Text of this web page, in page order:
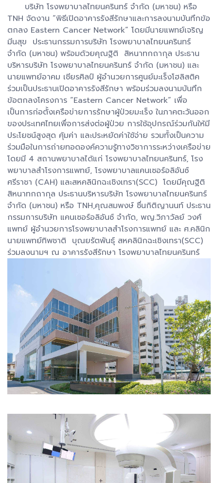
บริษัท โรงพยาบาลไทยนครินทร์ จำกัด (มหาชน) หรือ
TNH จัดงาน “พิธีเปิดอาคารรังสีรักษาและการลงนามบันทึกข้อ
ตกลง Eastern Cancer Network” โดยมีนายแพทย์เจริญ
มีนสุข ประธานกรรมการบริษัท โรงพยาบาลไทยนครินทร์
จำกัด (มหาชน) พร้อมด้วยคุณฐิติ สิหนาทกถากุล ประธาน
บริหารบริษัท โรงพยาบาลไทยนครินทร์ จำกัด (มหาชน) และ
นายแพทย์อาคม เชียรศิลป์ ผู้อำนวยการศูนย์มะเร็งโฮลิสติค
ร่วมเป็นประธานเปิดอาคารรังสีรักษา พร้อมร่วมลงนามบันทึก
ข้อตกลงโครงการ “Eastern Cancer Network” เพื่อ
เป็นการก่อตั้งเครือข่ายการรักษาผู้ป่วยมะเร็ง ในภาคตะวันออก
ของประเทศไทยเพื่อการส่งต่อผู้ป่วย การใช้อุปกรณ์ร่วมกันให้มี
ประโยชน์สูงสุด คุ้มค่า และประหยัดค่าใช้จ่าย รวมทั้งเป็นความ
ร่วมมือในการถ่ายทอดองค์ความรู้ทางวิชาการระหว่างเครือข่าย
โดยมี 4 สถานพยาบาลได้แก่ โรงพยาบาลไทยนครินทร์, โรง
พยาบาลสำโรงการแพทย์, โรงพยาบาลแคนเซอร์อลิอันซ์
ศรีราชา (CAH) และสหคลินิกฉะเชิงเทรา(SCC) โดยมีคุณฐิติ
สิหนาทกถากุล ประธานบริหารบริษัท โรงพยาบาลไทยนครินทร์
จำกัด (มหาชน) หรือ TNH,คุณสมพงษ์ ชื่นกิติญานนท์ ประธาน
กรรมการบริษัท แคนเซอร์อลิอันซ์ จำกัด, พญ.วิภาวัลย์ วงศ์
แพทย์ ผู้อำนวยการโรงพยาบาลสำโรงการแพทย์ และ ศ.คลินิก
นายแพทย์ทิพชาติ บุณยรัตพันธุ์ สหคลินิกฉะเชิงเทรา(SCC)
ร่วมลงนามฯ ณ อาคารรังสีรักษา โรงพยาบาลไทยนครินทร์